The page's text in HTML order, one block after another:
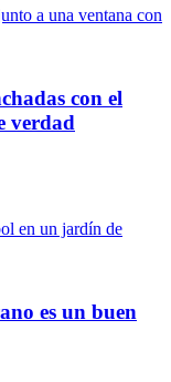
con el
verdad
es un buen